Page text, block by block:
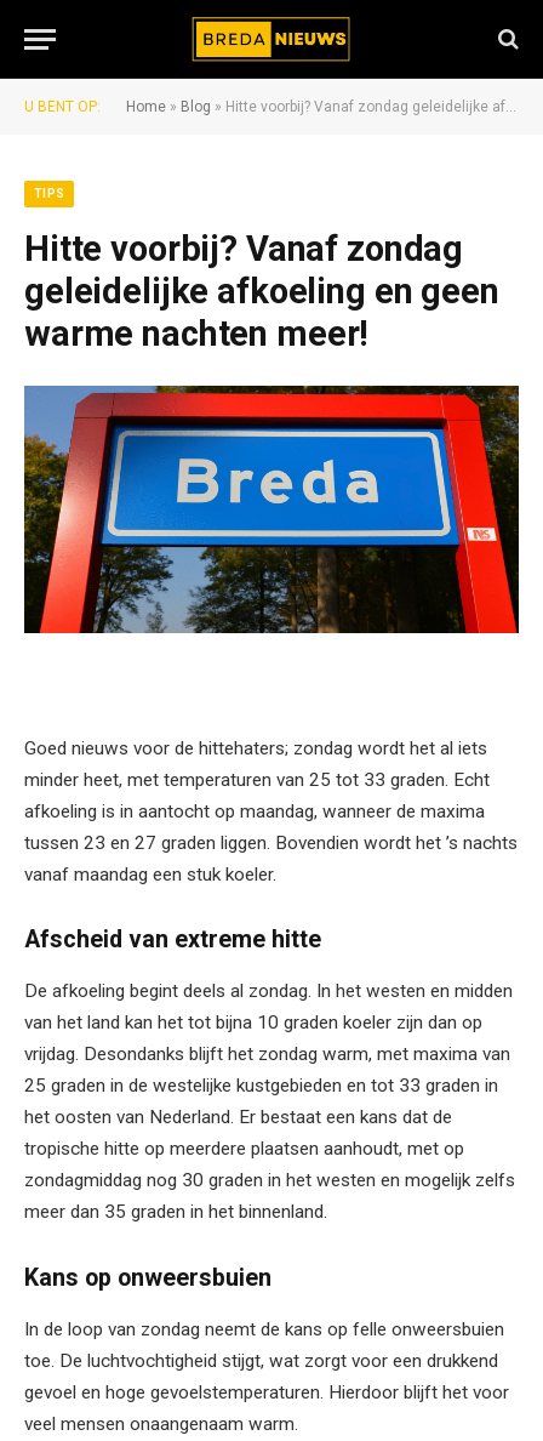
U BENT OP: Home » Blog » Hitte voorbij? Vanaf zondag geleidelijke afkoeling en geen warme nachten meer!
TIPS
Hitte voorbij? Vanaf zondag
geleidelijke afkoeling en geen
warme nachten meer!
Goed nieuws voor de hittehaters; zondag wordt het al iets
minder heet, met temperaturen van 25 tot 33 graden. Echt
afkoeling is in aantocht op maandag, wanneer de maxima
tussen 23 en 27 graden liggen. Bovendien wordt het ’s nachts
vanaf maandag een stuk koeler.
Afscheid van extreme hitte
De afkoeling begint deels al zondag. In het westen en midden
van het land kan het tot bijna 10 graden koeler zijn dan op
vrijdag. Desondanks blijft het zondag warm, met maxima van
25 graden in de westelijke kustgebieden en tot 33 graden in
het oosten van Nederland. Er bestaat een kans dat de
tropische hitte op meerdere plaatsen aanhoudt, met op
zondagmiddag nog 30 graden in het westen en mogelijk zelfs
meer dan 35 graden in het binnenland.
Kans op onweersbuien
In de loop van zondag neemt de kans op felle onweersbuien
toe. De luchtvochtigheid stijgt, wat zorgt voor een drukkend
gevoel en hoge gevoelstemperaturen. Hierdoor blijft het voor
veel mensen onaangenaam warm.